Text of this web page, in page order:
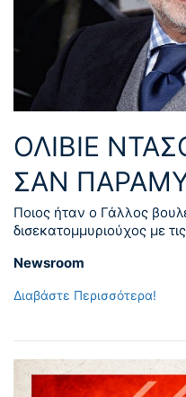
ΟΛΙΒΙΕ
ΣΑΝ
Ποιος ήταν ο Γάλλος
δισεκατομμυριούχος με
Newsroom
Διαβάστε Περισσότερα!